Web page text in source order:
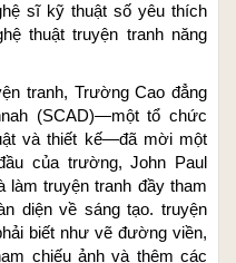
sĩ kỹ thuật số yêu thích
thuật truyện tranh năng
tranh, Trường Cao đẳng
(SCAD)—một tổ chức
và thiết kế—đã mời một
của trường, John Paul
làm truyện tranh đầy tham
diện về sáng tạo. truyện
biết như vẽ đường viền,
chiếu ảnh và thêm các